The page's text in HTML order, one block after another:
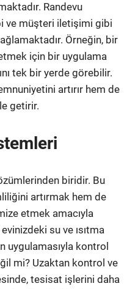
Randevu
ve müşteri iletişimi gibi
Örneğin, bir
için bir uygulama
tek bir yerde görebilir.
artırır hem de
getirir.
biridir. Bu
artırmak hem de
etmek amacıyla
su ve ısıtma
uygulamasıyla kontrol
mi? Uzaktan kontrol ve
tesisat işlerini daha